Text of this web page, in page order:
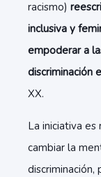
racismo)
inclusiva y
empoderar a
discriminación
XX.
La iniciativa
cambiar la